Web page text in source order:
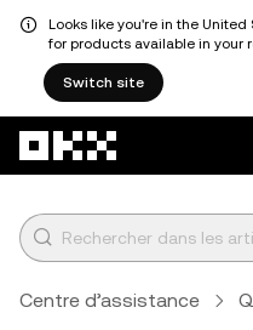
Looks like you're in the
for products available in your
Switch site
Centre d’assistance